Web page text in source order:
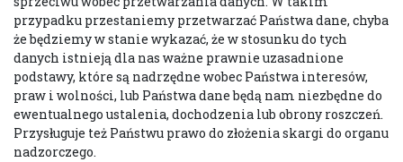
przypadku przestaniemy przetwarzać Państwa dane, chyba
że będziemy w stanie wykazać, że w stosunku do tych
danych istnieją dla nas ważne prawnie uzasadnione
podstawy, które są nadrzędne wobec Państwa interesów,
praw i wolności, lub Państwa dane będą nam niezbędne do
ewentualnego ustalenia, dochodzenia lub obrony roszczeń.
Przysługuje też Państwu prawo do złożenia skargi do organu
nadzorczego.